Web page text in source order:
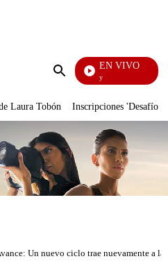
Enviar
EN VIVO
La Finca De Hoy
Laura Tobón Inscripciones 'Desafío'
Un nuevo ciclo trae nuevamente a